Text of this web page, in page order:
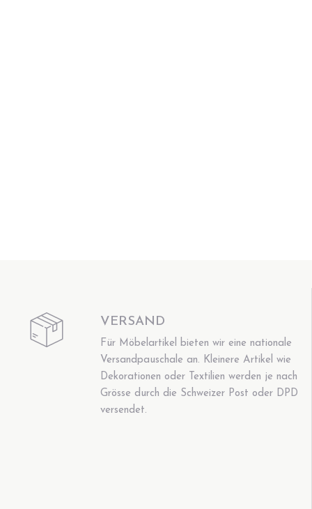
VERSAND
Für Möbelartikel bieten wir eine nationale
Versandpauschale an. Kleinere Artikel wie
Dekorationen oder Textilien werden je nach
Grösse durch die Schweizer Post oder DPD
versendet.